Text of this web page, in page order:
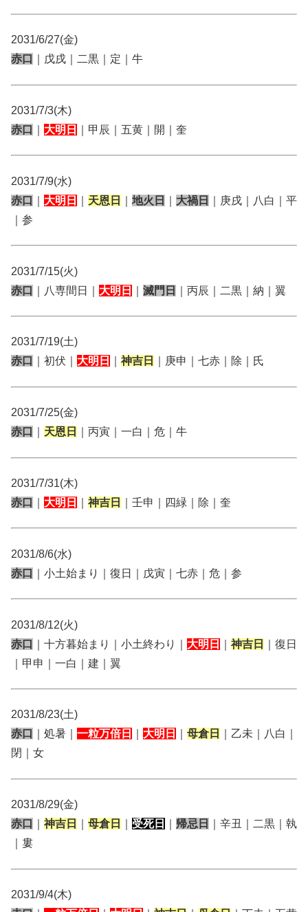
2031/6/27(金)
赤口
｜戊戌｜二黒｜定｜牛
2031/7/3(木)
赤口
大明日 ｜甲辰｜五黄｜開｜奎
2031/7/9(水)
赤口
大明日 天恩日 地火日 大禍日
｜庚戌｜八白｜平
｜参
2031/7/15(火)
赤口
｜八専間日｜ 大明日 滅門日 ｜丙辰｜二黒｜納｜翼
2031/7/19(土)
赤口
｜初伏｜ 大明日 神吉日 ｜庚申｜七赤｜除｜氏
2031/7/25(金)
赤口
天恩日 ｜丙寅｜一白｜危｜牛
2031/7/31(木)
赤口
大明日 神吉日 ｜壬申｜四緑｜除｜奎
2031/8/6(水)
赤口
｜小土始まり｜復日｜戊寅｜七赤｜危｜参
2031/8/12(火)
赤口
｜十方暮始まり｜小土終わり｜ 大明日 神吉日
｜復日
｜甲申｜一白｜建｜翼
2031/8/23(土)
赤口
｜処暑｜ 一粒万倍日 大明日 母倉日
｜乙未｜八白｜
閉｜女
2031/8/29(金)
赤口
神吉日 母倉日 受死日 帰忌日
｜辛丑｜二黒｜執
｜婁
2031/9/4(木)